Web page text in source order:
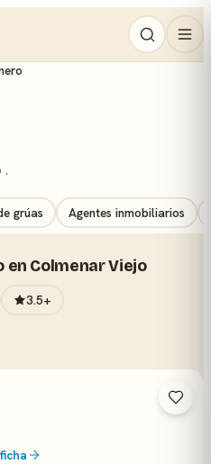
.
grúas Agentes inmobiliarios
en Colmenar Viejo
3.5+